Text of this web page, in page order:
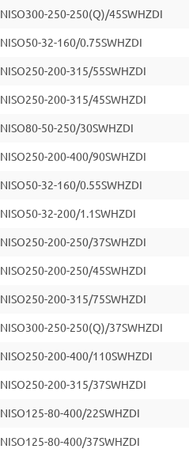
NISO300-250-250(Q)/45SWHZDI
NISO50-32-160/0.75SWHZDI
NISO250-200-315/55SWHZDI
NISO250-200-315/45SWHZDI
NISO80-50-250/30SWHZDI
NISO250-200-400/90SWHZDI
NISO50-32-160/0.55SWHZDI
NISO50-32-200/1.1SWHZDI
NISO250-200-250/37SWHZDI
NISO250-200-250/45SWHZDI
NISO250-200-315/75SWHZDI
NISO300-250-250(Q)/37SWHZDI
NISO250-200-400/110SWHZDI
NISO250-200-315/37SWHZDI
NISO125-80-400/22SWHZDI
NISO125-80-400/37SWHZDI